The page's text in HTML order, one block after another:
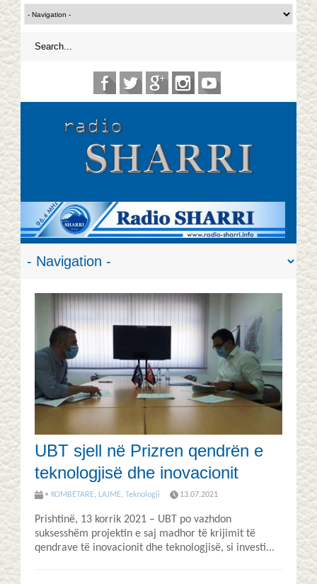
UBT sjell në Prizren qendrën e
teknologjisë dhe inovacionit
• KOMBËTARE, LAJME, Teknologji 13.07.2021
Prishtinë, 13 korrik 2021 – UBT po vazhdon
suksesshëm projektin e saj madhor të krijimit të
qendrave të inovacionit dhe teknologjisë, si investi...